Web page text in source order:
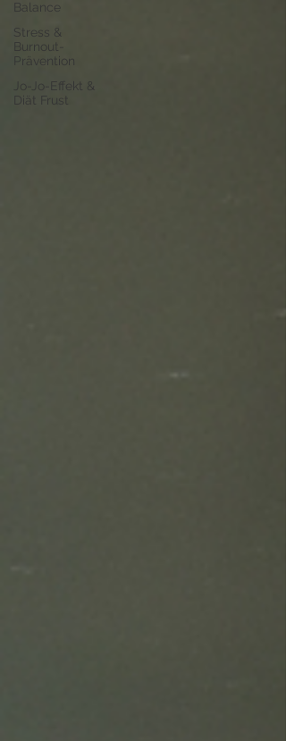
Balance
Stress &
Burnout-
Prävention
Jo-Jo-Effekt &
Diät Frust